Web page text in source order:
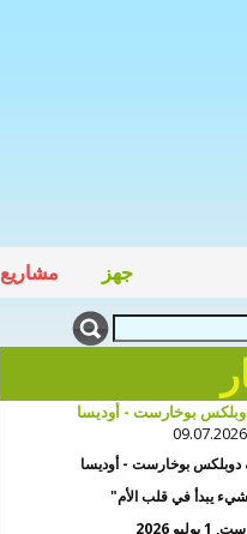
جهز مشاريع
دوبلكس بوخارست - أوديسا
دوبلكس بوخارست - أوديسا
يبدأ في قلب الأم"
2026